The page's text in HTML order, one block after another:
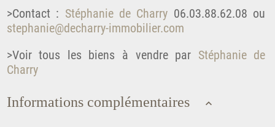
>Contact : Stéphanie de Charry 06.03.88.62.08 ou
stephanie@decharry-immobilier.com
>Voir tous les biens à vendre par Stéphanie de
Charry
Informations complémentaires